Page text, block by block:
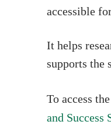
accessible
It helps
supports the
To access
and Success